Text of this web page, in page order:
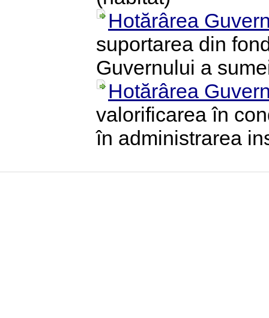
Hotărârea
suportarea din
Guvernului a
Hotărârea
valorificarea în
în administrarea